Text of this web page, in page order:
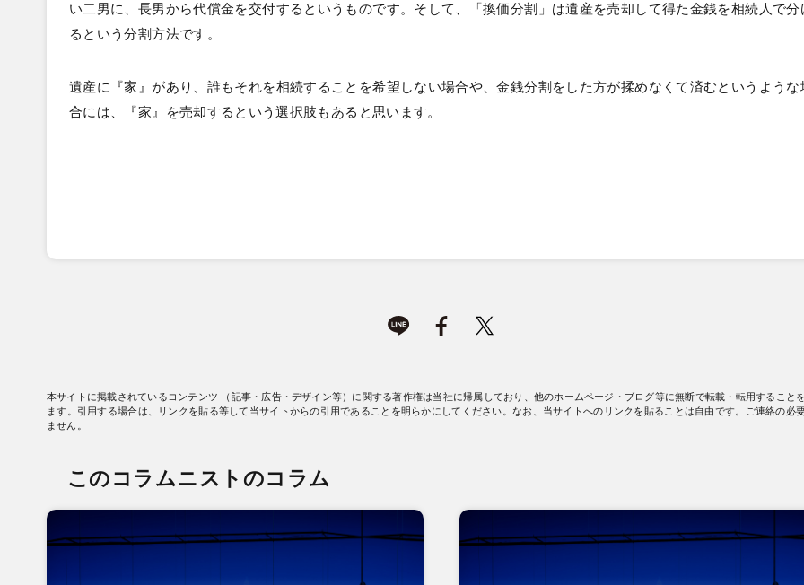
い二男に、長男から代償金を交付するというものです。そして、「換価分割」は遺産を売却して得た金銭を相続人で分
るという分割方法です。
遺産に『家』があり、誰もそれを相続することを希望しない場合や、金銭分割をした方が揉めなくて済むというような
合には、『家』を売却するという選択肢もあると思います。
本サイトに掲載されているコンテンツ （記事・広告・デザイン等）に関する著作権は当社に帰属しており、他のホームページ・ブログ等に無断で転載・転用すること
ます。引用する場合は、リンクを貼る等して当サイトからの引用であることを明らかにしてください。なお、当サイトへのリンクを貼ることは自由です。ご連絡の必
ません。
このコラムニストのコラム